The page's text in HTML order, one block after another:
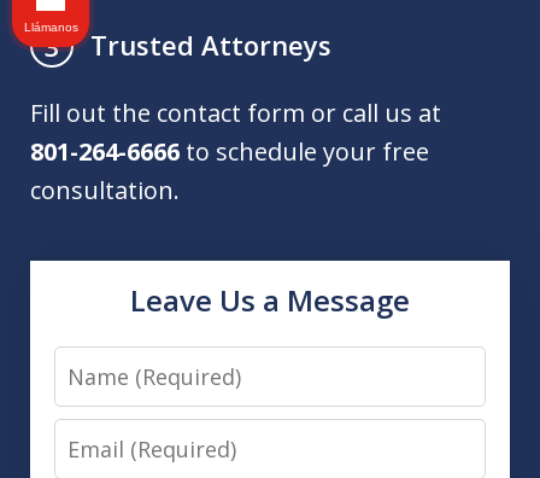
3 Trusted Attorneys
Fill out the contact form or call us at
801-264-6666 to schedule your free
consultation.
Leave Us a Message
Name
Email
Llámanos